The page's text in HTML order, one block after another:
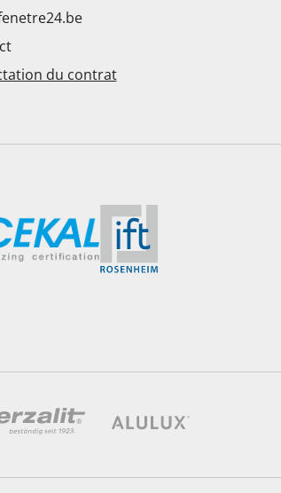
du contrat